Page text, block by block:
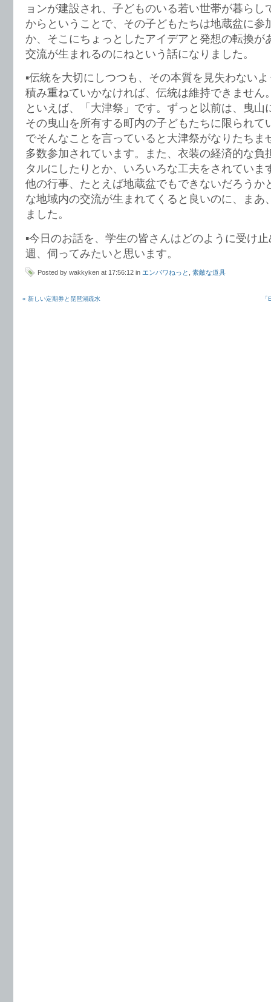
ョンが建設され、子どものいる若い世帯が暮らし
からということで、その子どもたちは地蔵盆に参
か、そこにちょっとしたアイデアと発想の転換が
交流が生まれるのにねという話になりました。
▪️伝統を大切にしつつも、その本質を見失わない
積み重ねていかなければ、伝統は維持できません
といえば、「大津祭」です。ずっと以前は、曳山
その曳山を所有する町内の子どもたちに限られて
でそんなことを言っていると大津祭がなりたちま
多数参加されています。また、衣装の経済的な負
タルにしたりとか、いろいろな工夫をされていま
他の行事、たとえば地蔵盆でもできないだろうか
な地域内の交流が生まれてくると良いのに、まあ
ました。
▪️今日のお話を、学生の皆さんはどのように受け
週、伺ってみたいと思います。
Posted by wakkyken at 17:56:12 in エンパワねっと 素敵な道具
« 新しい定期券と琵琶湖疏水